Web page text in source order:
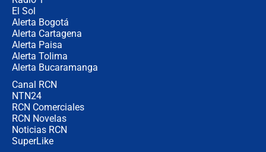
El Sol
Alerta Bogotá
Alerta Cartagena
Alerta Paisa
Alerta Tolima
Alerta Bucaramanga
Canal RCN
NTN24
RCN Comerciales
RCN Novelas
Noticias RCN
SuperLike